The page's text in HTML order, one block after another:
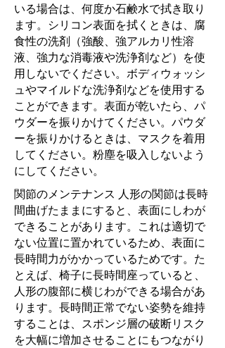
いる場合は、何度か石鹸水で拭き取り
ます。シリコン表面を拭くときは、腐
食性の洗剤（強酸、強アルカリ性溶
液、強力な消毒液や洗浄剤など）を使
用しないでください。ボディウォッシ
ュやマイルドな洗浄剤などを使用する
ことができます。表面が乾いたら、パ
ウダーを振りかけてください。パウダ
ーを振りかけるときは、マスクを着用
してください。粉塵を吸入しないよう
にしてください。
関節のメンテナンス 人形の関節は長時
間曲げたままにすると、表面にしわが
できることがあります。これは適切で
ない位置に置かれているため、表面に
長時間力がかかっているためです。た
とえば、椅子に長時間座っていると、
人形の腹部に横じわができる場合があ
ります。長時間正常でない姿勢を維持
することは、スポンジ層の破断リスク
を大幅に増加させることにもつながり